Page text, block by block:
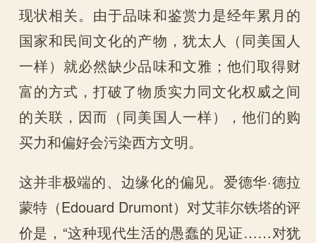
现状相关。由于品味和鉴赏力是经年累月的
国家和民间文化的产物，犹太人（同美国人
一样）就必然缺少品味和文雅；他们取得财
富的方式，打破了物质实力同文化权威之间
的关联，因而（同美国人一样），他们的购
买力和偏好会污染西方文明。
这并非极端的、边缘化的偏见。爱德华·德拉
蒙特（Edouard Drumont）对艾菲尔铁塔的评
价是，“这种现代生活的愚蠢的见证……对犹